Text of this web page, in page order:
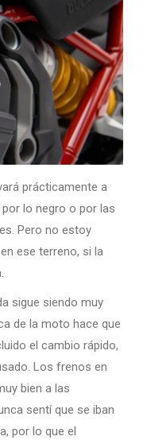
prácticamente a
lo negro o por las
Pero no estoy
ese terreno, si la
sigue siendo muy
de la moto hace que
el cambio rápido,
Los frenos en
bien a las
sentí que se iban
por lo que el